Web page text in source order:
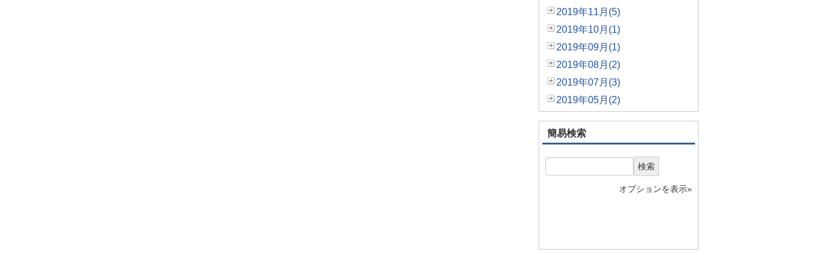
2019年11月(5)
2019年10月(1)
2019年09月(1)
2019年08月(2)
2019年07月(3)
2019年05月(2)
簡易検索
検索
オプションを表示»